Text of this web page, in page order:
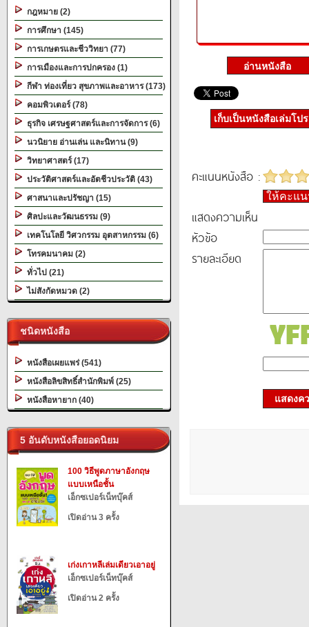
กฎหมาย (2)
การศึกษา (145)
การเกษตรและชีววิทยา (77)
การเมืองและการปกครอง (1)
กีฬา ท่องเที่ยว สุขภาพและอาหาร (173)
คอมพิวเตอร์ (78)
ธุรกิจ เศรษฐศาสตร์และการจัดการ (6)
นวนิยาย อ่านเล่น และนิทาน (9)
วิทยาศาสตร์ (17)
ประวัติศาสตร์และอัตชีวประวัติ (43)
ศาสนาและปรัชญา (15)
ศิลปะและวัฒนธรรม (9)
เทคโนโลยี วิศวกรรม อุตสาหกรรม (6)
โทรคมนาคม (2)
ทั่วไป (21)
ไม่สังกัดหมวด (2)
ชนิดหนังสือ
หนังสือเผยแพร่ (541)
หนังสือลิขสิทธิ์สำนักพิมพ์ (25)
หนังสือหายาก (40)
5 อันดับหนังสือยอดนิยม
100 วิธีพูดภาษาอังกฤษ
แบบเหนือชั้น
เอ็กซเปอร์เน็ทบุ๊คส์
เปิดอ่าน 3 ครั้ง
เก่งเกาหลีเล่มเดียวเอาอยู่
เอ็กซเปอร์เน็ทบุ๊คส์
เปิดอ่าน 2 ครั้ง
เก็บเป็นหนังสือเล่มโป
คะแนนหนังสือ :
ให้คะแ
แสดงความเห็น
หัวข้อ
รายละเอียด
แสดงค